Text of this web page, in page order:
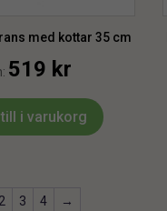
med kottar 35 cm
519 kr
i varukorg
2 3 4 →